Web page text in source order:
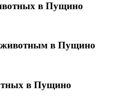
в Пущино
животным в Пущино
в Пущино